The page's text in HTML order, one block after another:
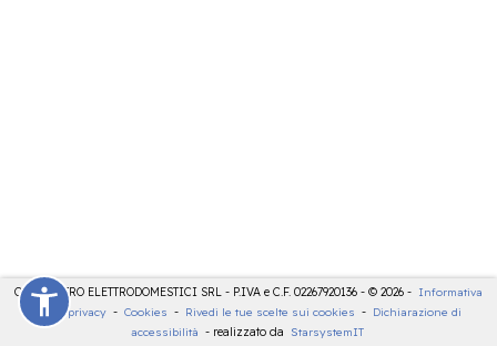
CDE CENTRO ELETTRODOMESTICI SRL - P.IVA e C.F. 02267920136 - © 2026 - Informativa
sulla privacy - Cookies - Rivedi le tue scelte sui cookies - Dichiarazione di
accessibilità - realizzato da StarsystemIT